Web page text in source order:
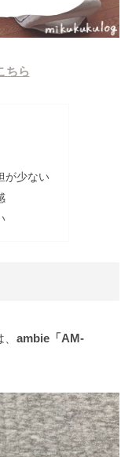
ちら
が少ない
ambie「AM-